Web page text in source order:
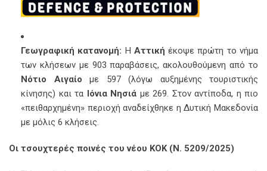
Γεωγραφική κατανομή: Η Αττική έκοψε πρώτη το νήμα
των κλήσεων με 903 παραβάσεις, ακολουθούμενη από το
Νότιο Αιγαίο με 597 (λόγω αυξημένης τουριστικής
κίνησης) και τα Ιόνια Νησιά με 269. Στον αντίποδα, η πιο
«πειθαρχημένη» περιοχή αναδείχθηκε η Δυτική Μακεδονία
με μόλις 6 κλήσεις.
Οι τσουχτερές ποινές του νέου ΚΟΚ (Ν. 5209/2025)